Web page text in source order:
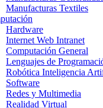
Manufacturas Textiles
Hardware
Internet Web Intranet
Computación General
Lenguajes de
Robótica Inteligencia
Software
Redes y Multimedia
Realidad Virtual